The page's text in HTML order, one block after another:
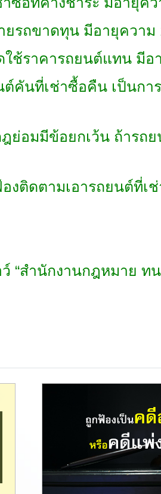
รถขาดทุน มีอายุความ
ช้ราคารถยนต์แทน มีอ
คันที่เช่าซื้อคืน เป็นกา
อมมีข้อยกเว้น ถ้ารถ
ติดตามเอารถยนต์ที่เ
“สำนักงานกฎหมาย ท